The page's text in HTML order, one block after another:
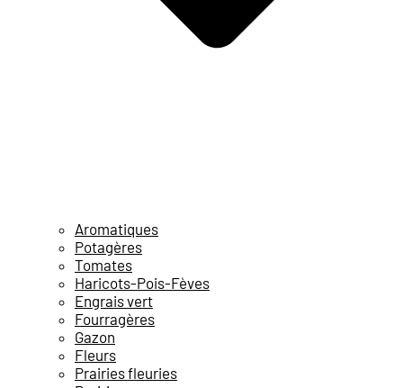
Aromatiques
Potagères
Tomates
Haricots-Pois-Fèves
Engrais vert
Fourragères
Gazon
Fleurs
Prairies fleuries